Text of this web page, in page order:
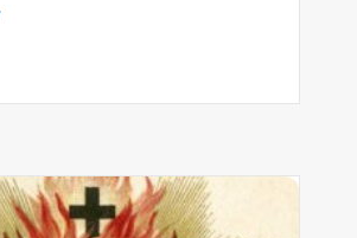
about Juni Heilig Hart Maand: H.Margaret